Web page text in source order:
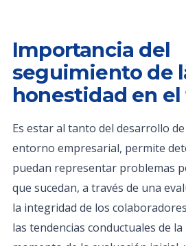
Importancia del
seguimiento de
honestidad en
Es estar al tanto del desarrollo
entorno empresarial, permite
puedan representar problemas
que sucedan, a través de una
la integridad de los
las tendencias conductuales de